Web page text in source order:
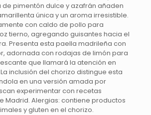
de pimentón dulce y azafrán añaden
única y un aroma irresistible.
con caldo de pollo para
tierno, agregando guisantes hacia el
Presenta esta paella madrileña con
adornada con rodajas de limón para
que llamará la atención en
inclusión del chorizo distingue esta
en una versión amada por
experimentar con recetas
Madrid. Alergias: contiene productos
y gluten en el chorizo.